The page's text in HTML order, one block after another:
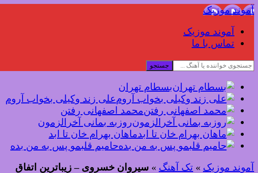
آموند موزیک
آموند موزیک
تماس با ما
جستجو
بسطام تهران
علی زند وکیلی بخواب آروم
محمد اصفهانی رفتن
روزبه بمانی آخرالزمون
ماهان بهرام خان تا ابد
حامیم قلبمو پس به من بده
آموند موزیک » تک آهنگ » سیروان خسروی – زیباترین اتفاق